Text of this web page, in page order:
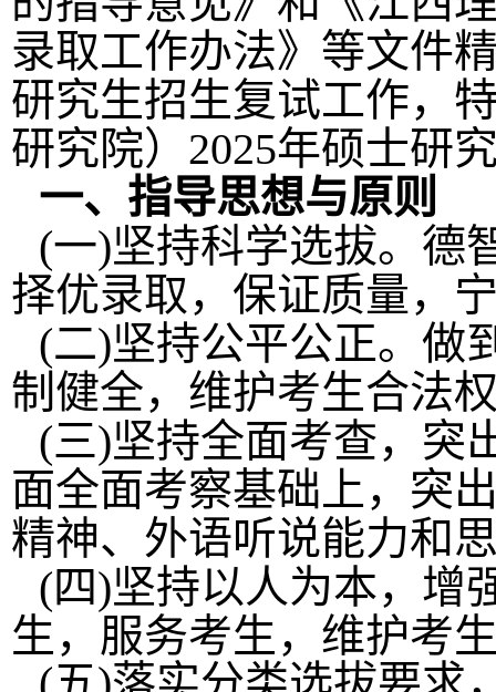
录取工作办法》等文件
研究生招生复试工作，
研究院） 2025年硕士研
一、指导思想与原则
(一)坚持科学选拔。德
择优录取，保证质量，
(二)坚持公平公正。做
制健全，维护考生合法
(三)坚持全面考查，突
面全面考察基础上，突
精神、外语听说能力和
(四)坚持以人为本，增
生，服务考生，维护考